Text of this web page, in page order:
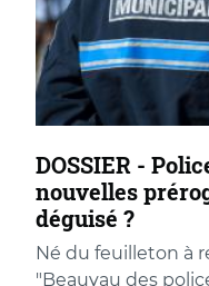
DOSSIER -
nouvelles
déguisé ?
Né du feuilleton à
"Beauvau des